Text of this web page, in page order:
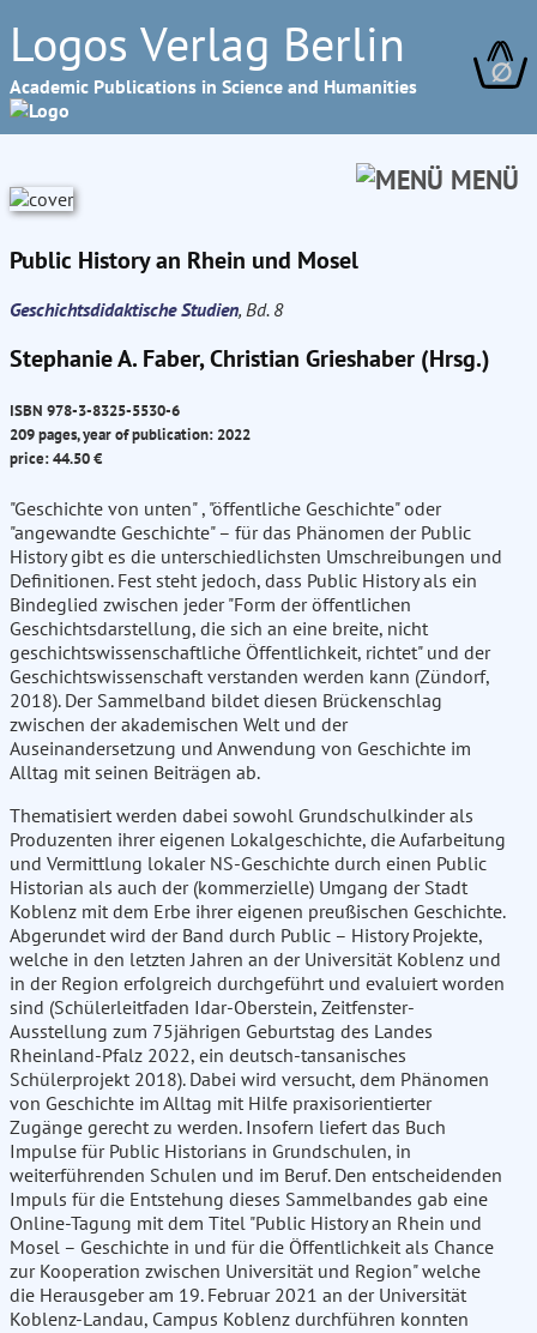
Logos Verlag Berlin
Academic Publications in Science and Humanities ∅
MENÜ
Public History an Rhein und Mosel
Geschichtsdidaktische Studien, Bd. 8
Stephanie A. Faber, Christian Grieshaber (Hrsg.)
ISBN 978-3-8325-5530-6
209 pages, year of publication: 2022
price: 44.50 €
"Geschichte von unten" , "öffentliche Geschichte" oder
"angewandte Geschichte" – für das Phänomen der Public
History gibt es die unterschiedlichsten Umschreibungen und
Definitionen. Fest steht jedoch, dass Public History als ein
Bindeglied zwischen jeder "Form der öffentlichen
Geschichtsdarstellung, die sich an eine breite, nicht
geschichtswissenschaftliche Öffentlichkeit, richtet" und der
Geschichtswissenschaft verstanden werden kann (Zündorf,
2018). Der Sammelband bildet diesen Brückenschlag
zwischen der akademischen Welt und der
Auseinandersetzung und Anwendung von Geschichte im
Alltag mit seinen Beiträgen ab.
Thematisiert werden dabei sowohl Grundschulkinder als
Produzenten ihrer eigenen Lokalgeschichte, die Aufarbeitung
und Vermittlung lokaler NS-Geschichte durch einen Public
Historian als auch der (kommerzielle) Umgang der Stadt
Koblenz mit dem Erbe ihrer eigenen preußischen Geschichte.
Abgerundet wird der Band durch Public – History Projekte,
welche in den letzten Jahren an der Universität Koblenz und
in der Region erfolgreich durchgeführt und evaluiert worden
sind (Schülerleitfaden Idar-Oberstein, Zeitfenster-
Ausstellung zum 75jährigen Geburtstag des Landes
Rheinland-Pfalz 2022, ein deutsch-tansanisches
Schülerprojekt 2018). Dabei wird versucht, dem Phänomen
von Geschichte im Alltag mit Hilfe praxisorientierter
Zugänge gerecht zu werden. Insofern liefert das Buch
Impulse für Public Historians in Grundschulen, in
weiterführenden Schulen und im Beruf. Den entscheidenden
Impuls für die Entstehung dieses Sammelbandes gab eine
Online-Tagung mit dem Titel "Public History an Rhein und
Mosel – Geschichte in und für die Öffentlichkeit als Chance
zur Kooperation zwischen Universität und Region" welche
die Herausgeber am 19. Februar 2021 an der Universität
Koblenz-Landau, Campus Koblenz durchführen konnten